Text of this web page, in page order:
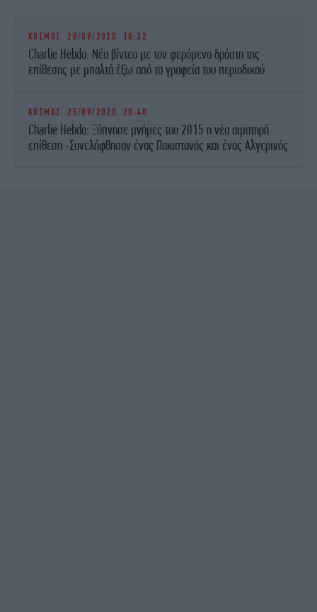
ΚΟΣΜΟΣ 28/09/2020 18:32
Charlie Hebdo: Νέο βίντεο με τον φερόμενο δράστη της
επίθεσης με μπαλτά έξω από τα γραφεία του περιοδικού
ΚΟΣΜΟΣ 25/09/2020 20:40
Charlie Hebdo: Ξύπνησε μνήμες του 2015 η νέα αιματηρή
επίθεση -Συνελήφθησαν ένας Πακιστανός και ένας Αλγερινός